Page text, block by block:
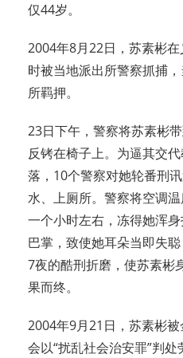
仅44岁。
2004年8月22日，苏素彬
时被当地派出所警察抓捕
所羁押。
23日下午，警察将苏素彬
反铐在椅子上。为逼其交
落，10个警察对她轮番刑
水、上厕所。警察将空调
一个小时左右，冻得她浑
巴掌，致使她耳朵当即失
7夜的酷刑折磨，使苏素彬
果而终。
2004年9月21日，苏素彬
会以“扰乱社会治安罪”判